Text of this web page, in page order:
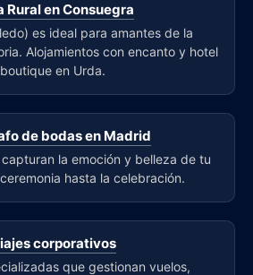
Rural en Consuegra
es ideal para amantes de la
Alojamientos con encanto y hotel
boutique en Urda.
de bodas en Madrid
la emoción y belleza de tu
hasta la celebración.
corporativos
que gestionan vuelos,